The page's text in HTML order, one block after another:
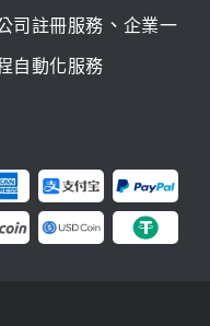
司註冊服務 、 企業一
自動化服務